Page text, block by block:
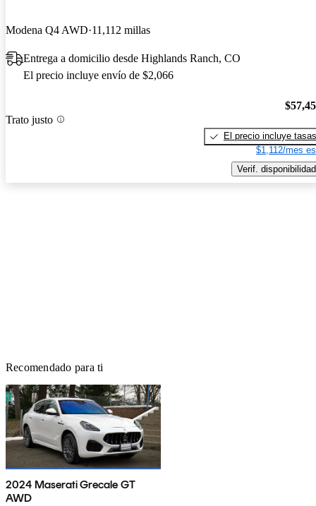
Modena Q4 AWD 11,112 millas
Entrega a domicilio desde Highlands Ranch, CO
El precio incluye envío de $2,066
Trato justo
El precio incluye tasas
$1,112/mes
Verif. disponibilidad
Recomendado para ti
2024 Maserati Grecale GT
AWD